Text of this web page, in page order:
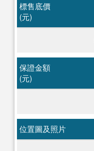
標售底價
(元)
保證金額
(元)
位置圖及照片